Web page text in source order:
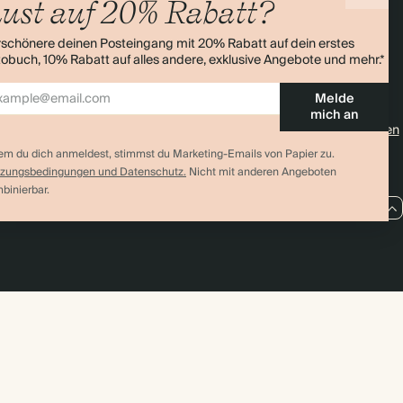
auf 20% Rabatt?
deinen Posteingang mit 20% Rabatt auf dein erstes
10% Rabatt auf alles andere, exklusive Angebote und mehr.*
Melde
mich an
du dich anmeldest, stimmst du Marketing-Emails von Papier zu.
und Datenschutz.Nicht mit anderen Angeboten
auf deine erste BestellungKontakt
Versand
Retouren
Über 11.000 Bewertungen